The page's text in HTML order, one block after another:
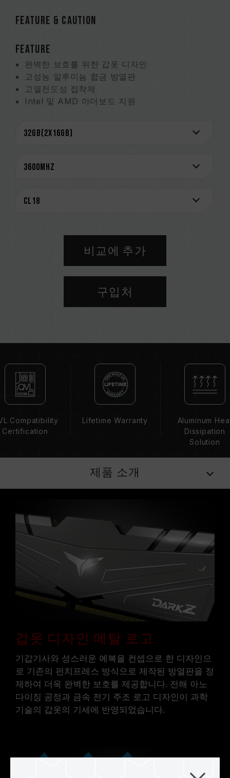
FEATURE & CAUTION
FEATURE
완벽한 보호를 위한 갑옷 디자인
고성능 알루미늄 합금 방열판
고열전도성 접착제
Intel 및 AMD 마더보드 지원
초저 작동 전압으로 에너지 절약
중국 실용 특허(번호: CN 210038691U)
호환되는 플랫폼 관련 정보는
을 통
용량, 주파수, 브랜드, 모델이 상이한 메모리를 혼
용하지 마십시오. 각 세트의 메모리는 호환성 테
스트를 통해 페어링 됐습니다. 다른 세트의 메모
되는 메인보드 BIOS 버전이 메모리 동작 클럭에
메모리의 최종 작동 주파수는 시스템 BIOS 설정
과 메인보드, CPU의 호환성에 따라 달라집니다.
XMP 2.0(Intel) 가 활성화되지 않은 경우, 메모리
는 SPD(JEDEC 표준)에 따라 기본 주파수
이는 제품 결합이 아닌 정상적인 작동입니다.
XMP 2.0 는 사용자가 수동으로 활성화해야 하며,
정 및 하드웨어 사양에 의해 제한됩니다.
오버클럭(XMP 2.0 설정 활성화 등)은 JEDEC 표
습니다. 오버클럭으로 인한 시스템 불안정이 생길
경우 BIOS 기본값으로 복원하시길 바랍니다.
메모리 모듈에 기재된 주파수는 달성 가능한 최대
주파수이며, 모든 시스템에서 도달하지 못할 수
있습니다.
메인보드 및 프로세서가 해당 오버클럭 기술
(XMP 2.0)을 지원하는지 반드시 확인하십시오.
지원되지 않을 경우, 메모리가 표기된 오버클럭
주파수에 도달하지 못할 수 있습니다.
TEAMGROUP의 모든 메모리 모듈은 표준 전압
범위 내에서 테스트됩니다. 프로세서나 메인보드
A/S를 받으시길 바랍니다.
비교에 추가
구입처
Compatibility
Certification
Lifetime Warranty
Aluminum
Dissipation
Solution
제품 소개
갑옷 디자인 메탈 로고
기갑기사와 성스러운 예복을 컨셉으로 한 디자인으
로 기존의 펀치프레스 방식으로 제작된 방열판을 정
제하여 더욱 완벽한 보호를 제공합니다. 전해 아노
다이징 공정과 금속 전기 주조 로고 디자인이 과학
기술의 갑옷의 기세에 반영되었습니다.